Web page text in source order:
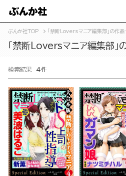
ぶんか社TOP 「禁断Loversマニア編集部」の作品
「禁断Loversマニア編集部」
検索結果 4件